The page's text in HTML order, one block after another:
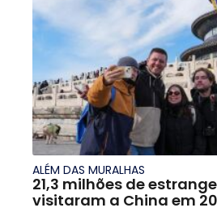
ALÉM DAS MURALHAS
21,3 milhões de
visitaram a China em